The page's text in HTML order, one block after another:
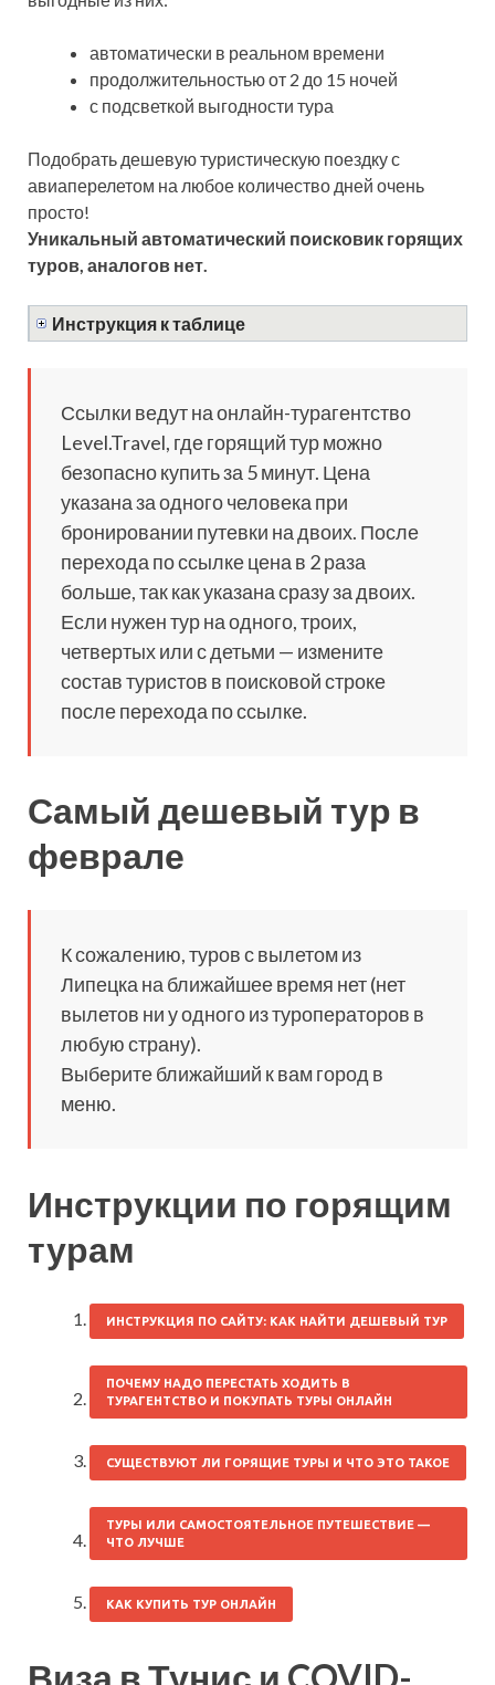
автоматически в реальном времени
продолжительностью от 2 до 15 ночей
с подсветкой выгодности тура
Подобрать дешевую туристическую поездку с
авиаперелетом на любое количество дней очень
просто!
Уникальный автоматический поисковик горящих
туров, аналогов нет.
Инструкция к таблице
Ссылки ведут на онлайн-турагентство
Level.Travel, где горящий тур можно
безопасно купить за 5 минут. Цена
указана за одного человека при
бронировании путевки на двоих. После
перехода по ссылке цена в 2 раза
больше, так как указана сразу за двоих.
Если нужен тур на одного, троих,
четвертых или с детьми — измените
состав туристов в поисковой строке
после перехода по ссылке.
Самый дешевый тур в
феврале
К сожалению, туров с вылетом из
Липецка на ближайшее время нет (нет
вылетов ни у одного из туроператоров в
любую страну).
Выберите ближайший к вам город в
меню.
Инструкции по горящим
турам
ИНСТРУКЦИЯ ПО САЙТУ: КАК НАЙТИ ДЕШЕВЫЙ ТУР
ПОЧЕМУ НАДО ПЕРЕСТАТЬ ХОДИТЬ В
ТУРАГЕНТСТВО И ПОКУПАТЬ ТУРЫ ОНЛАЙН
СУЩЕСТВУЮТ ЛИ ГОРЯЩИЕ ТУРЫ И ЧТО ЭТО ТАКОЕ
ТУРЫ ИЛИ САМОСТОЯТЕЛЬНОЕ ПУТЕШЕСТВИЕ —
ЧТО ЛУЧШЕ
КАК КУПИТЬ ТУР ОНЛАЙН
Виза в Тунис и COVID-